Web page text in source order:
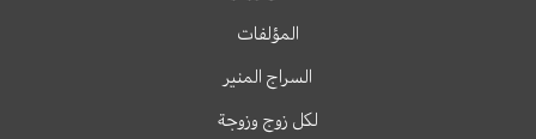
المؤلفات
السراج المنير
لكل زوج وزوجة